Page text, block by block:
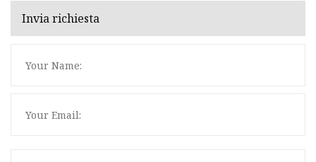
Invia richiesta